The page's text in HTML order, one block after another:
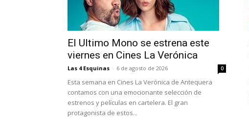
El Ultimo Mono se estrena este
viernes en Cines La Verónica
Las 4 Esquinas - 6 de agosto de 2026 0
Esta semana en Cines La Verónica de Antequera
contamos con una emocionante selección de
estrenos y películas en cartelera. El gran
protagonista de estos...